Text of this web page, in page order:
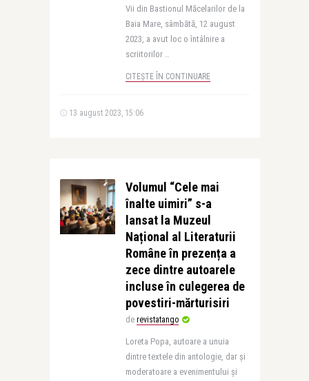
Vii din Bastionul Măcelarilor de la
Baia Mare, sâmbătă, 12 august
2023, a avut loc o întâlnire a
scriitorilor ..
CITEȘTE ÎN CONTINUARE
13 august 2023, 15:06
Volumul “Cele mai
înalte uimiri” s-a
lansat la Muzeul
Național al Literaturii
Române în prezența a
zece dintre autoarele
incluse în culegerea de
povestiri-mărturisiri
de revistatango
Loreta Popa, autoare a unuia
dintre textele din antologie, dar și
moderatoare a evenimentului și